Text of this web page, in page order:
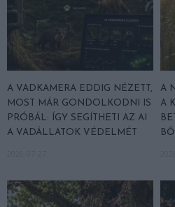
A VADKAMERA EDDIG NÉZETT,
MOST MÁR GONDOLKODNI IS
PRÓBÁL: ÍGY SEGÍTHETI AZ AI
A VADÁLLATOK VÉDELMÉT
A
A